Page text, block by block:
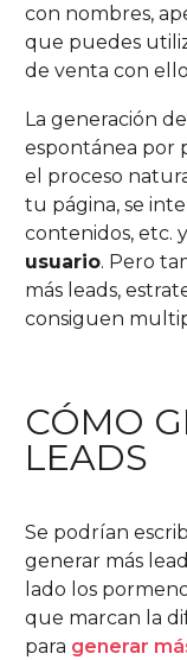
con nombres,
que puedes
de venta con
La generación
espontánea por
el proceso
tu página, se
contenidos, etc.
usuario. Pero
más leads,
consiguen
CÓMO
LEADS
Se podrían
generar más
lado los
que marcan la
para generar